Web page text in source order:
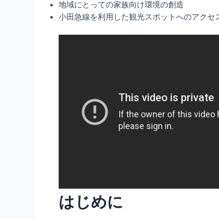
地域にとっての家族向け環境の創造
小田急線を利用した観光スポットへのアクセ
はじめに